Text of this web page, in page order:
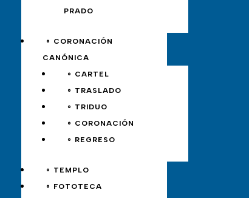
PRADO
∘ CORONACIÓN
CANÓNICA
∘ CARTEL
∘ TRASLADO
∘ TRIDUO
∘ CORONACIÓN
∘ REGRESO
∘ TEMPLO
∘ FOTOTECA